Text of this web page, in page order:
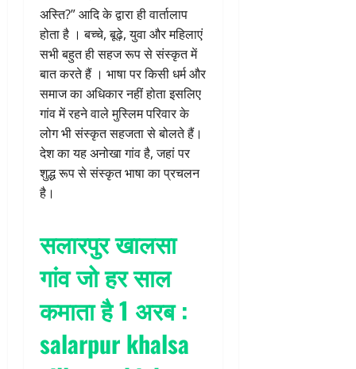
अस्ति?” आदि के द्वारा ही वार्तालाप
होता है । बच्चे, बूढ़े, युवा और महिलाएं
सभी बहुत ही सहज रूप से संस्कृत में
बात करते हैं । भाषा पर किसी धर्म और
समाज का अधिकार नहीं होता इसलिए
गांव में रहने वाले मुस्लिम परिवार के
लोग भी संस्कृत सहजता से बोलते हैं।
देश का यह अनोखा गांव है, जहां पर
शुद्ध रूप से संस्कृत भाषा का प्रचलन
है।
सलारपुर खालसा
गांव जो हर साल
कमाता है 1 अरब:
salarpur khalsa